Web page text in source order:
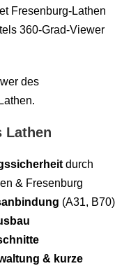
Fresenburg-Lathen
360-Grad-Viewer
des
Lathen
durch
& Fresenburg
(A31, B70)
& kurze